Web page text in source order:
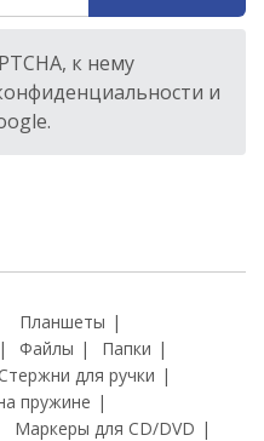
к нему
и
Планшеты
Файлы
Папки
для ручки
пружине
Маркеры для CD/DVD